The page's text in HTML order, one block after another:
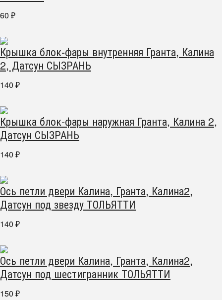
60 ₽
Крышка блок-фары внутренняя Гранта, Калина
2, Датсун СЫЗРАНЬ
140 ₽
Крышка блок-фары наружная Гранта, Калина 2,
Датсун СЫЗРАНЬ
140 ₽
Ось петли двери Калина, Гранта, Калина2,
Датсун под звезду ТОЛЬЯТТИ
140 ₽
Ось петли двери Калина, Гранта, Калина2,
Датсун под шестигранник ТОЛЬЯТТИ
150 ₽